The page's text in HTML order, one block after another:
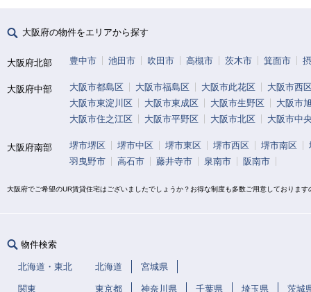
大阪府の物件をエリアから探す
大阪府北部 豊中市 池田市 吹田市 高槻市 茨木市 箕面市
大阪府中部 大阪市都島区 大阪市福島区 大阪市此花区
大阪市西
大阪市東淀川区
大阪市東成区 大阪市生野区
大阪市
大阪市住之江区
大阪市平野区 大阪市北区 大阪市中
大阪府南部 堺市堺区 堺市中区 堺市東区 堺市西区 堺市南区
羽曳野市
高石市 藤井寺市 泉南市 阪南市
大阪府でご希望のUR賃貸住宅はございましたでしょうか？お得な制度も多数ご用意しておりま
物件検索
北海道・東北 北海道 宮城県
関東 東京都 神奈川県 千葉県 埼玉県 茨城